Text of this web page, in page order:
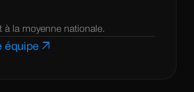
à la moyenne nationale.
équipe arrow_outward